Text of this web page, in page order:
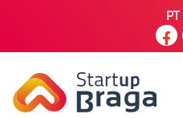
PT